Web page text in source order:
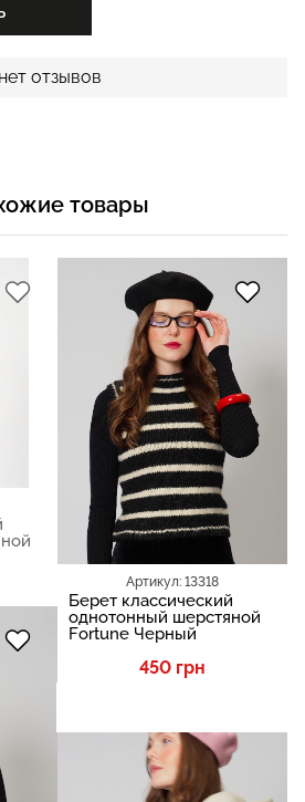
отзывов
товары
Артикул: 13318
Берет классический
однотонный шерстяной
Fortune Черный
450 грн